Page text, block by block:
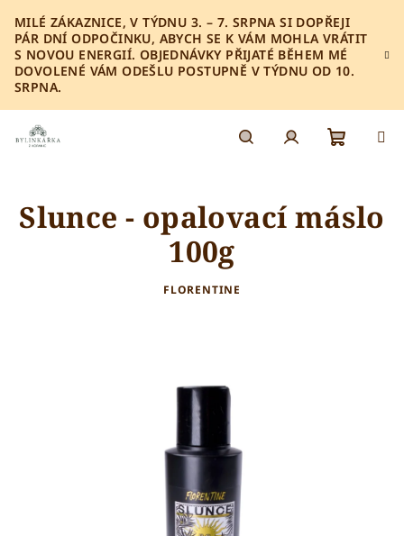
obsah
MILÉ ZÁKAZNICE, V TÝDNU 3. – 7. SRPNA SI DOPŘEJI
PÁR DNÍ ODPOČINKU, ABYCH SE K VÁM MOHLA VRÁTIT
S NOVOU ENERGIÍ. OBJEDNÁVKY PŘIJATÉ BĚHEM MÉ
DOVOLENÉ VÁM ODEŠLU POSTUPNĚ V TÝDNU OD 10.
SRPNA.
košík
Slunce - opalovací máslo
100g
FLORENTINE